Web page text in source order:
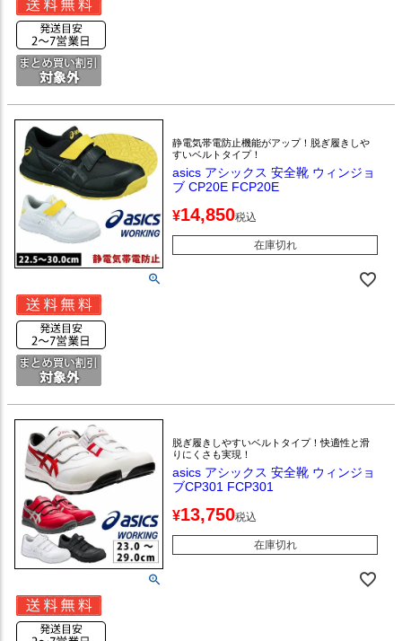
静電気帯電防止機能がアップ！脱ぎ履きしや
すいベルトタイプ！
asics アシックス 安全靴 ウィンジョ
ブ CP20E FCP20E
¥14,850税込
在庫切れ
脱ぎ履きしやすいベルトタイプ！快適性と滑
りにくさも実現！
asics アシックス 安全靴 ウィンジョ
ブCP301 FCP301
¥13,750税込
在庫切れ